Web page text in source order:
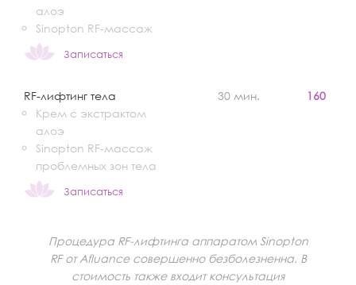
алоэ
Sinopton RF-массаж
Записаться
RF-лифтинг тела
Крем с экстрактом
алоэ
Sinopton RF-массаж
проблемных зон тела
Записаться
30 мин. 160
Процедура RF-лифтинга аппаратом Sinopton
RF от Afluance совершенно безболезненна. В
стоимость также входит консультация